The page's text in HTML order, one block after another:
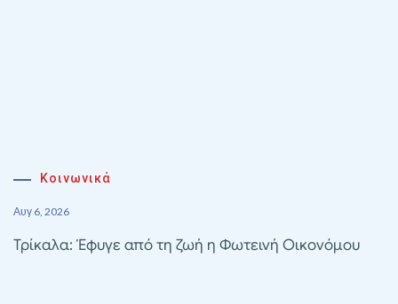
Κοινωνικά
Αυγ 6, 2026
Τρίκαλα: Έφυγε από τη ζωή η Φωτεινή Οικονόμου